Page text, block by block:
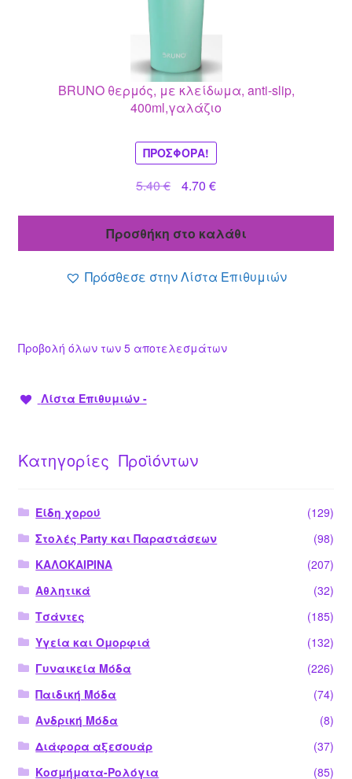
BRUNO θερμός, με κλείδωμα, anti-slip,
400ml,γαλάζιο
ΠΡΟΣΦΟΡΆ!
5.40€
Original
5.40 €.
4.70 €Η
είναι:
Προσθήκη στο καλάθι
Πρόσθεσε στην Λίστα Επιθυμιών
Προβολή όλων των 5 αποτελεσμάτων
Λίστα Επιθυμιών -
Κατηγορίες Προϊόντων
Είδη χορού
(129)
Στολές Party και Παραστάσεων
(98)
ΚΑΛΟΚΑΙΡΙΝΑ
(207)
Αθλητικά
(32)
Τσάντες
(185)
Υγεία και Ομορφιά
(132)
Γυναικεία Μόδα
(226)
Παιδική Μόδα
(74)
Ανδρική Μόδα
(8)
Διάφορα αξεσουάρ
(37)
Κοσμήματα-Ρολόγια
(85)